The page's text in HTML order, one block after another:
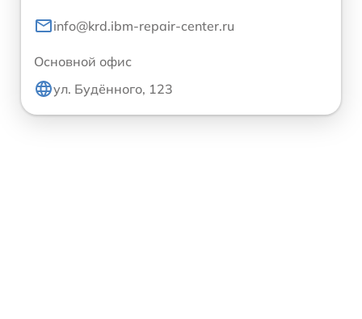
info@krd.ibm-repair-center.ru
Основной офис
ул. Будённого, 123